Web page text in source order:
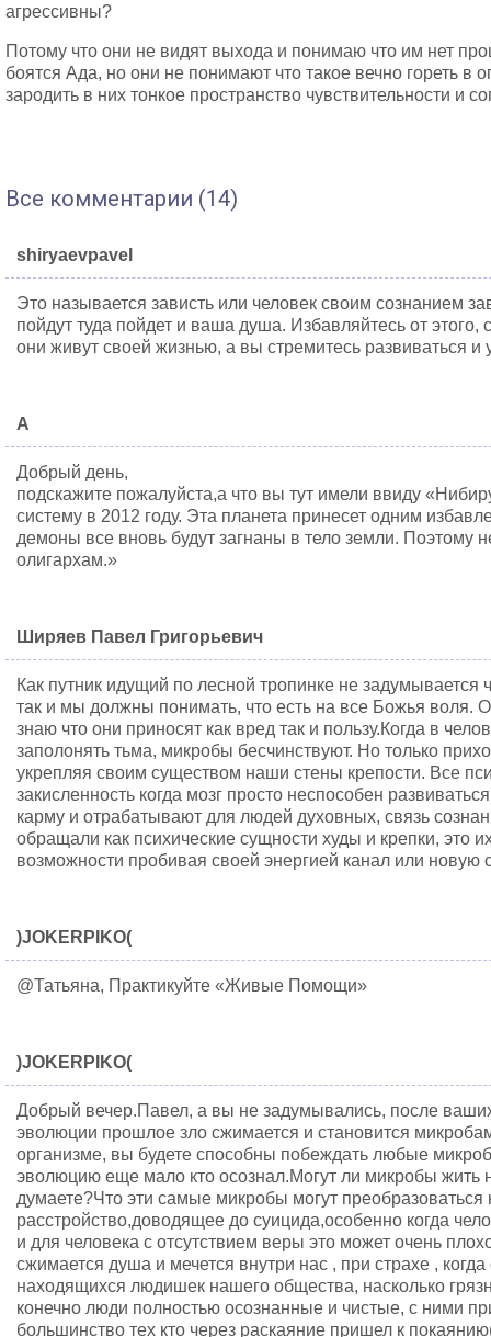
агрессивны?
Потому что они не видят выхода и понимаю что им нет
боятся Ада, но они не понимают что такое вечно гореть в
зародить в них тонкое пространство чувствительности и
Все комментарии (14)
shiryaevpavel
Это называется зависть или человек своим сознанием
пойдут туда пойдет и ваша душа. Избавляйтесь от этого,
они живут своей жизнью, а вы стремитесь развиваться и
А
Добрый день,
подскажите пожалуйста,а что вы тут имели ввиду
систему в 2012 году. Эта планета принесет одним
демоны все вновь будут загнаны в тело земли. Поэтому
олигархам.»
Ширяев Павел Григорьевич
Как путник идущий по лесной тропинке не задумывается
так и мы должны понимать, что есть на все Божья воля.
знаю что они приносят как вред так и пользу.Когда в
заполонять тьма, микробы бесчинствуют. Но только
укрепляя своим существом наши стены крепости. Все
закисленность когда мозг просто неспособен
карму и отрабатывают для людей духовных, связь
обращали как психические сущности худы и крепки, это
возможности пробивая своей энергией канал или новую
)JOKERPIKO(
@Татьяна, Практикуйте «Живые Помощи»
)JOKERPIKO(
Добрый вечер.Павел, а вы не задумывались, после
эволюции прошлое зло сжимается и становится
организме, вы будете способны побеждать любые
эволюцию еще мало кто осознал.Могут ли микробы жить
думаете?Что эти самые микробы могут
расстройство,доводящее до суицида,особенно когда
и для человека с отсутствием веры это может очень
сжимается душа и мечется внутри нас , при страхе ,
находящихся людишек нашего общества, насколько
конечно люди полностью осознанные и чистые, с ними
большинство тех кто через раскаяние пришел к